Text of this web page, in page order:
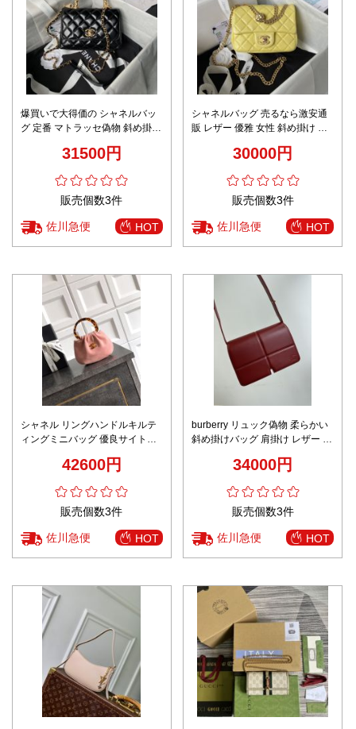
爆買いで大得価の シャネルバッ
グ 定番 マトラッセ偽物 斜め掛け
シャネル風 ブラック
31500円
販売個数3件
佐川急便 HOT
シャネルバッグ 売るなら激安通
販 レザー 優雅 女性 斜め掛け チ
い イエロー30000円
販売個数3件
佐川急便 HOT
シャネル リングハンドルキルテ
ィングミニバッグ 優良サイト
ル 高級感仕上げ 上質感 追跡可能
42600円
販売個数3件
佐川急便 HOT
burberry リュック偽物 柔らかい
斜め掛けバッグ 肩掛け レザー 調
34000円
販売個数3件
佐川急便 HOT